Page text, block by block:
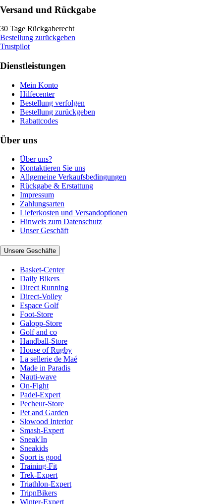
Versand und Rückgabe
30 Tage Rückgaberecht
Bestellung zurückgeben
Trustpilot
Dienstleistungen
Mein Konto
Hilfecenter
Bestellung verfolgen
Bestellung zurückgeben
Rabattcodes
Über uns
Über uns?
Kontaktieren Sie uns
Allgemeine Verkaufsbedingungen
Rückgabe & Erstattung
Impressum
Zahlungsarten
Lieferkosten und Versandoptionen
Hinweis zum Datenschutz
Unser Geschäft
Unsere Geschäfte
Basket-Center
Daily Bikers
Direct Running
Direct-Volley
Espace Golf
Foot-Store
Galopp-Store
Golf and co
Handball-Store
House of Rugby
La sellerie de Maé
Made in Paradis
Nauti-wave
On-Fight
Padel-Expert
Pecheur-Store
Pet and Garden
Slowood Interior
Smash-Expert
Sneak'In
Sneakids
Sport is good
Training-Fit
Trek-Expert
Triathlon-Expert
TripnBikers
Winter-Expert